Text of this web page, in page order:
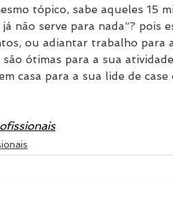
tópico, sabe aqueles 15
já não serve para nada”? pois
ou adiantar trabalho para
são ótimas para a sua
casa para a sua lide de